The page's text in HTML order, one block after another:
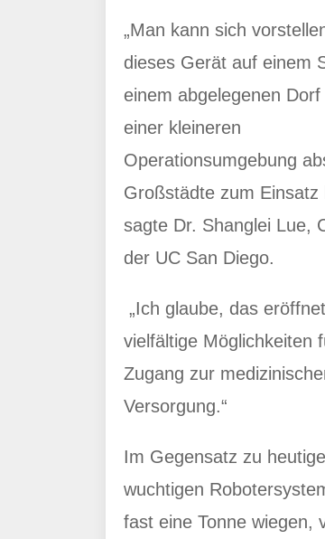
„Man kann sich
dieses Gerät auf einem
einem abgelegenen Dorf
einer kleineren
Operationsumgebung
Großstädte zum Einsatz
sagte Dr. Shanglei Lue,
der UC San Diego.
„Ich glaube, das eröffnet
vielfältige Möglichkeiten
Zugang zur
Versorgung.“
Im Gegensatz zu
wuchtigen
fast eine Tonne wiegen,